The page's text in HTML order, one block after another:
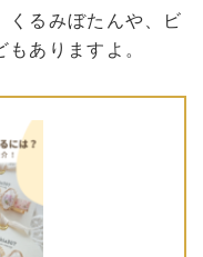
くるみぼたんや、ビ
ありますよ。